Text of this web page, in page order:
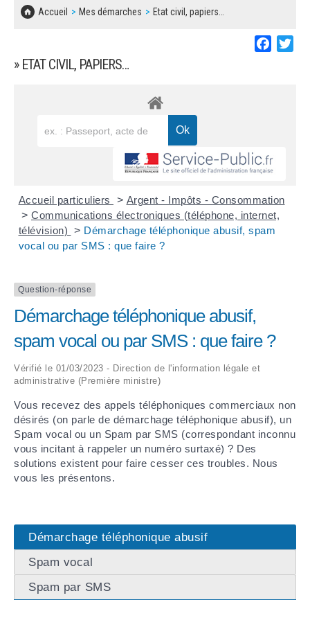
Accueil Mes démarches Etat civil, papiers…
» ETAT CIVIL, PAPIERS…
Accueil particuliers > Argent - Impôts - Consommation
> Communications électroniques (téléphone, internet,
télévision) > Démarchage téléphonique abusif, spam
vocal ou par SMS : que faire ?
Question-réponse
Démarchage téléphonique abusif,
spam vocal ou par SMS : que faire ?
Vérifié le 01/03/2023 - Direction de l'information légale et
administrative (Première ministre)
Vous recevez des appels téléphoniques commerciaux non
désirés (on parle de démarchage téléphonique abusif), un
Spam vocal ou un Spam par SMS (correspondant inconnu
vous incitant à rappeler un numéro surtaxé) ? Des
solutions existent pour faire cesser ces troubles. Nous
vous les présentons.
Démarchage téléphonique abusif
Spam vocal
Spam par SMS
CONCERTATIONS PUBLIQUES
SOLIDARITÉ, LOGEMENT
DECHETS
SIGNALEMENTS
BESOIN D'UNE AIDE ?
LES ASSOCIATIONS
MARCHÉS PUBLICS
REGLEMENT LOCAL DE PUBLICITÉ
DECLARATION DE DEMARCHAGE
DOSSIER DE DEMANDE DE SUBVENTION
DEMANDE DE PRÊT DE MATERIEL
PLAN D'ACTION MUNICIPAL
ARRÊTÉS MUNICIPAUX
DÉLIBÉRATIONS